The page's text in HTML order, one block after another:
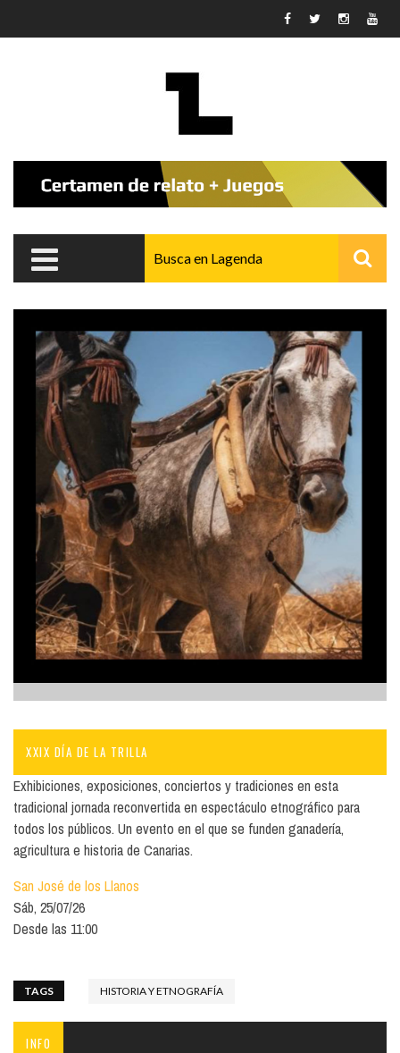
XXIX DÍA DE LA TRILLA
Exhibiciones, exposiciones, conciertos y tradiciones en esta
tradicional jornada reconvertida en espectáculo etnográfico para
todos los públicos. Un evento en el que se funden ganadería,
agricultura e historia de Canarias.
San José de los Llanos
Sáb, 25/07/26
Desde las 11:00
TAGS HISTORIA Y ETNOGRAFÍA
INFO